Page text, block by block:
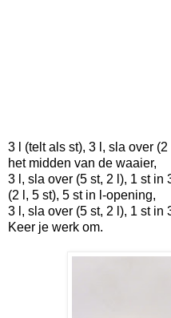
3 l (telt als st), 3 l, sla over
het midden van de waaier,
3 l, sla over (5 st, 2 l), 1 st in
(2 l, 5 st), 5 st in l-opening,
3 l, sla over (5 st, 2 l), 1 st in
Keer je werk om.